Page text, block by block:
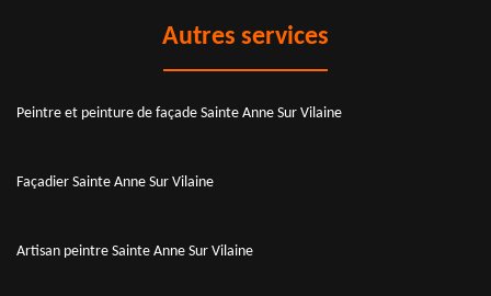
Autres services
Peintre et peinture de façade Sainte Anne Sur Vilaine
Façadier Sainte Anne Sur Vilaine
Artisan peintre Sainte Anne Sur Vilaine